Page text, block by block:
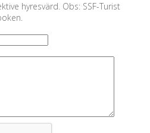
hyresvärd. Obs: SSF-Turist